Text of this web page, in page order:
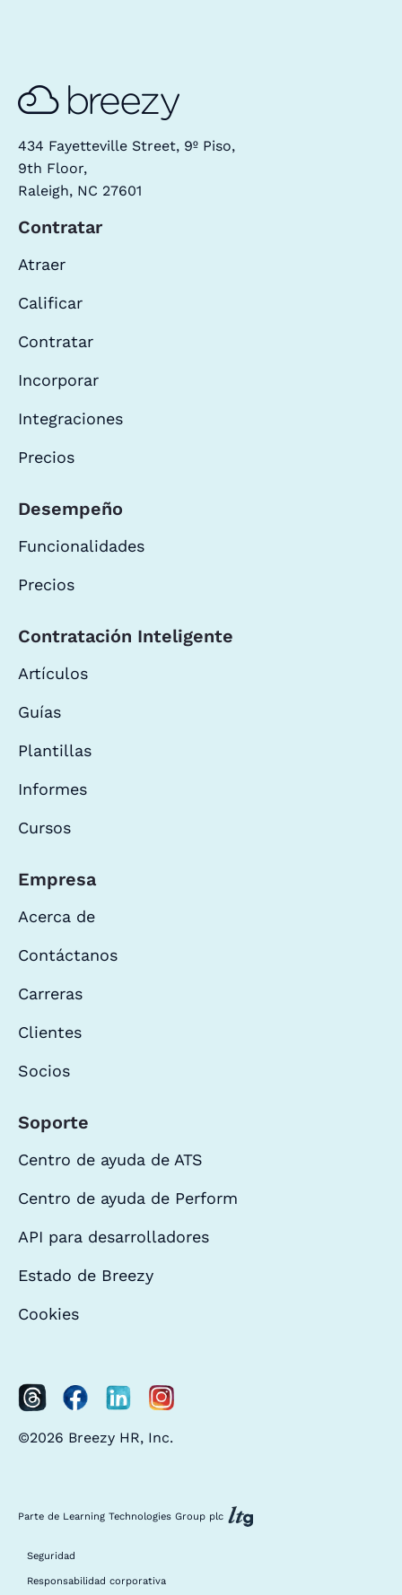
434 Fayetteville Street, 9º Piso,
9th Floor,
Raleigh, NC 27601
Contratar
Atraer
Calificar
Contratar
Incorporar
Integraciones
Precios
Desempeño
Funcionalidades
Precios
Contratación Inteligente
Artículos
Guías
Plantillas
Informes
Cursos
Empresa
Acerca de
Contáctanos
Carreras
Clientes
Socios
Soporte
Centro de ayuda de ATS
Centro de ayuda de Perform
API para desarrolladores
Estado de Breezy
Cookies
©2026 Breezy HR, Inc.
Parte de Learning Technologies Group plc
Seguridad
Responsabilidad corporativa